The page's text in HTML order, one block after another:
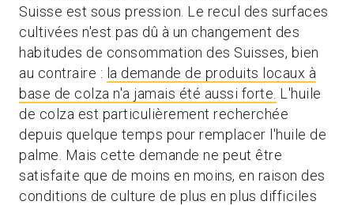
Suisse est sous pression. Le recul des surfaces
cultivées n'est pas dû à un changement des
habitudes de consommation des Suisses, bien
au contraire : la demande de produits locaux à
base de colza n'a jamais été aussi forte. L'huile
de colza est particulièrement recherchée
depuis quelque temps pour remplacer l'huile de
palme. Mais cette demande ne peut être
satisfaite que de moins en moins, en raison des
conditions de culture de plus en plus difficiles